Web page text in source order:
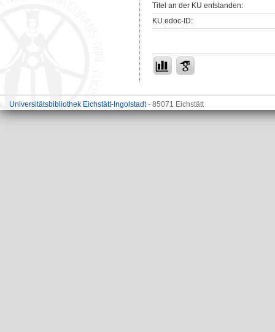
Titel an der KU entstanden:
KU.edoc-ID:
Universitätsbibliothek Eichstätt-Ingolstadt- 85071 Eichstätt